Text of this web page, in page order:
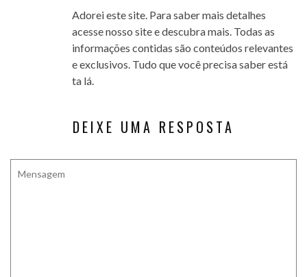
Adorei este site. Para saber mais detalhes
acesse nosso site e descubra mais. Todas as
informações contidas são conteúdos relevantes
e exclusivos. Tudo que você precisa saber está
ta lá.
DEIXE UMA RESPOSTA